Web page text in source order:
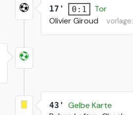
17' 0:1
Tor
Olivier Giroud
vorlage:
43'
Gelbe Karte